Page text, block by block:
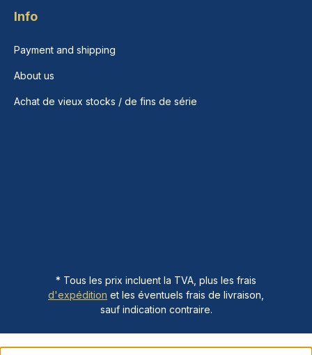
Info
Payment and shipping
About us
Achat de vieux stocks / de fins de série
* Tous les prix incluent la TVA, plus les frais
d'expédition et les éventuels frais de livraison,
sauf indication contraire.